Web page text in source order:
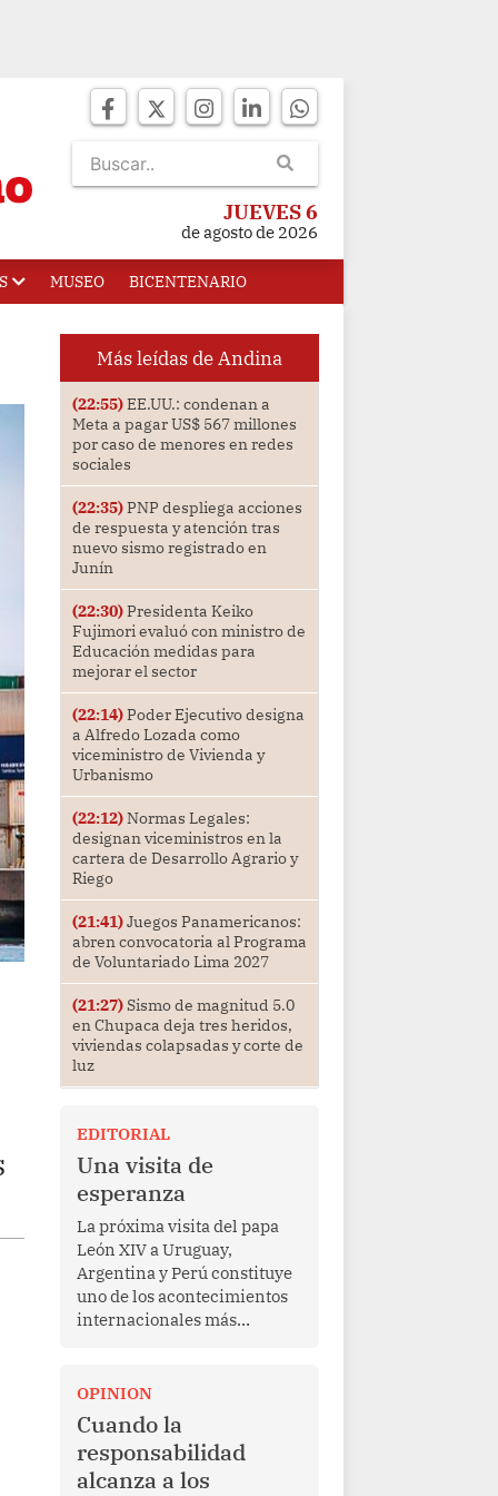
JUEVES 6
de agosto de 2026
MUSEO BICENTENARIO
Más leídas de Andina
(22:55)EE.UU.: condenan a
Meta a pagar US$ 567 millones
por caso de menores en redes
sociales
(22:35)PNP despliega acciones
de respuesta y atención tras
nuevo sismo registrado en
Junín
(22:30)Presidenta Keiko
Fujimori evaluó con ministro de
Educación medidas para
mejorar el sector
(22:14)Poder Ejecutivo designa
a Alfredo Lozada como
viceministro de Vivienda y
Urbanismo
(22:12)Normas Legales:
designan viceministros en la
cartera de Desarrollo Agrario y
Riego
(21:41)Juegos Panamericanos:
abren convocatoria al Programa
de Voluntariado Lima 2027
(21:27)Sismo de magnitud 5.0
en Chupaca deja tres heridos,
viviendas colapsadas y corte de
luz
EDITORIAL
Una visita de
esperanza
La próxima visita del papa
León XIV a Uruguay,
Argentina y Perú constituye
uno de los acontecimientos
internacionales más
Más allá de su dimensión
religiosa, esta gira
representa una oportunidad
para reafirmar el valor del
diálogo, fortalecer los
OPINION
Cuando la
responsabilidad
alcanza a los